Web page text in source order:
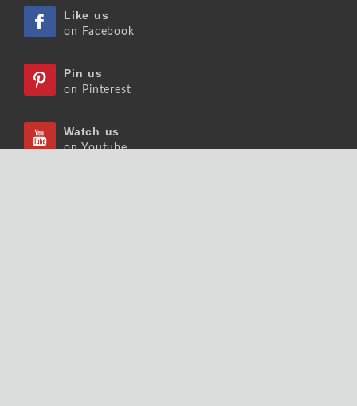
Like us
on Facebook
Pin us
on Pinterest
Watch us
on Youtube